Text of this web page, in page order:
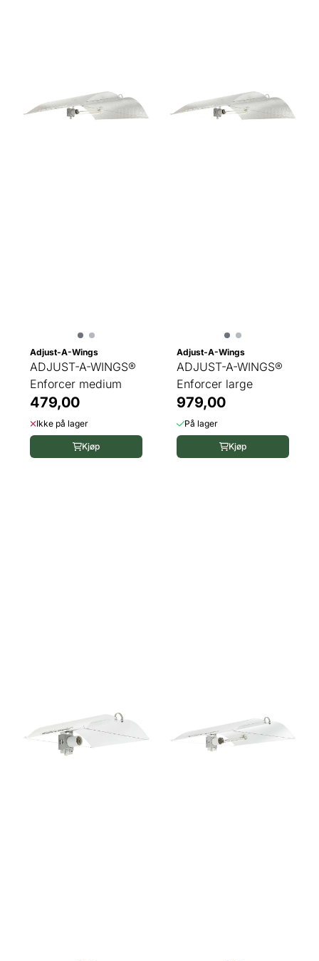
Adjust-A-Wings
ADJUST-A-WINGS®
Enforcer medium
479,00
Ikke på lager
Kjøp
Adjust-A-Wings
ADJUST-A-WINGS®
Enforcer large
979,00
På lager
Kjøp